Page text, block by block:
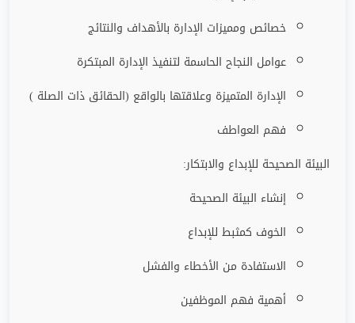
خصائص ومميزات الإدارة بالأهداف والنتائج
عوامل النجاح الحاسمة لتنفيذ الإدارة المبتكرة
الإدارة المتميزة وعلاقتها بالواقع (الحقائق ذات الصلة )
فهم العواطف
البيئة الصحيحة للإبداع والابتكار:
إنشاء البيئة الصحيحة
الخوف كمثبط للإبداع
الاستفادة من الأخطاء والفشل
أهمية فهم الموظفين